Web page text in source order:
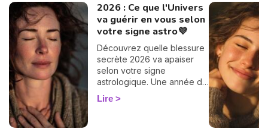
2026 : Ce que l'Univers
va guérir en vous selon
votre signe astro💜
Découvrez quelle blessure
secrète 2026 va apaiser
selon votre signe
astrologique. Une année de
transformation et de lumière
vous attend ✨
Lire